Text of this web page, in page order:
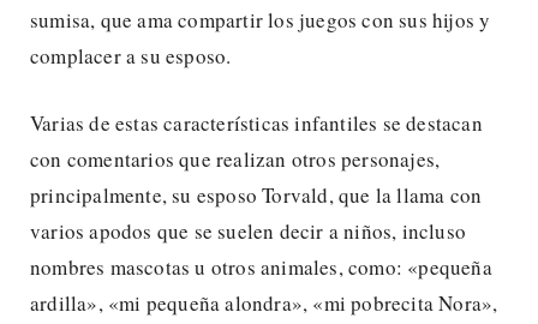
sumisa, que ama compartir los juegos con sus hijos y
complacer a su esposo.
Varias de estas características infantiles se destacan
con comentarios que realizan otros personajes,
principalmente, su esposo Torvald, que la llama con
varios apodos que se suelen decir a niños, incluso
nombres mascotas u otros animales, como: «pequeña
ardilla», «mi pequeña alondra», «mi pobrecita Nora»,